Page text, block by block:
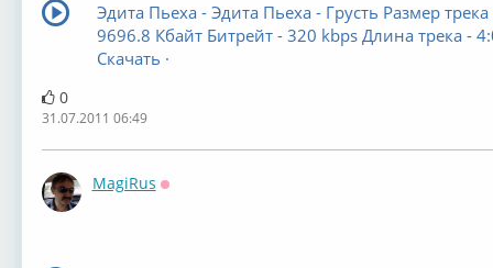
Эдита Пьеха - Эдита Пьеха - Грусть Размер трека
9696.8 Кбайт Битрейт - 320 kbps Длина трека -
Скачать ·
0
31.07.2011 06:49
MagiRus